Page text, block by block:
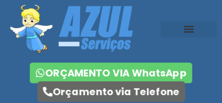
ORÇAMENTO VIA WhatsApp
Orçamento via Telefone